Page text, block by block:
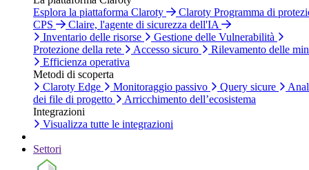
Esplora la piattaforma Claroty
Claroty Programma di
CPS
Claire, l'agente di sicurezza dell'IA
Inventario delle risorse
Gestione delle Vulnerabilità
Protezione della rete
Accesso sicuro
Rilevamento delle
Efficienza operativa
Metodi di scoperta
Claroty Edge
Monitoraggio passivo Query sicure
dei file di progetto
Arricchimento dell’ecosistema
Integrazioni
Visualizza tutte le integrazioni
Settori